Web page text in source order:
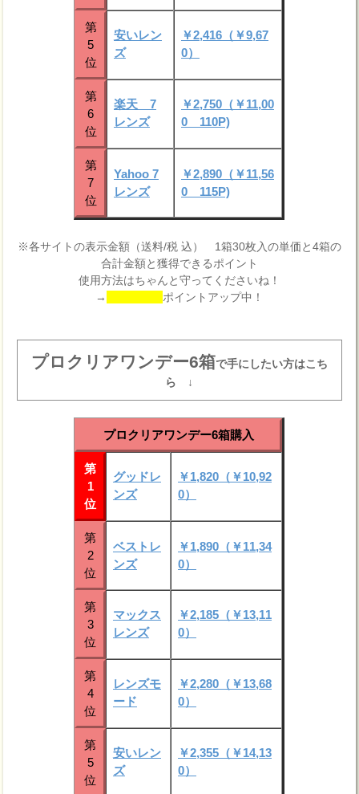
第
5
位
安いレン
ズ
￥2,416（￥9,67
0）
第
6
位
楽天 7
レンズ
￥2,750（￥11,00
0 110P)
第
7
位
Yahoo 7
レンズ
￥2,890（￥11,56
0 115P)
※各サイトの表示金額（送料/税 込） 1箱30枚入の単価と4箱の
合計金額と獲得できるポイント
使用方法はちゃんと守ってくださいね！
→
ポイントアップ中！
プロクリアワンデー6箱で手にしたい方はこち
ら ↓
プロクリアワンデー6箱購入
第
1
位
グッドレ
ンズ
￥1,820（￥10,92
0）
第
2
位
ベストレ
ンズ
￥1,890（￥11,34
0）
第
3
位
マックス
レンズ
￥2,185（￥13,11
0）
第
4
位
レンズモ
ード
￥2,280（￥13,68
0）
第
5
位
安いレン
ズ
￥2,355（￥14,13
0）